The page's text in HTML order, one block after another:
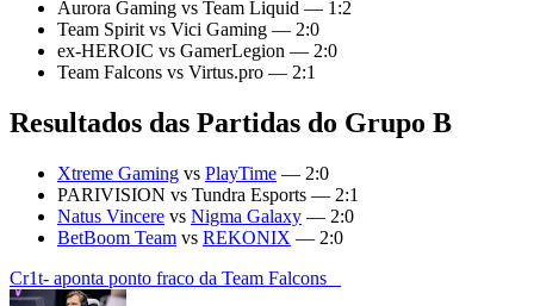
Aurora Gaming vs Team Liquid — 1:2
Team Spirit vs Vici Gaming — 2:0
ex-HEROIC vs GamerLegion — 2:0
Team Falcons vs Virtus.pro — 2:1
Resultados das Partidas do Grupo B
Xtreme Gaming vs PlayTime — 2:0
PARIVISION vs Tundra Esports — 2:1
Natus Vincere vs Nigma Galaxy — 2:0
BetBoom Team vs REKONIX — 2:0
Cr1t- aponta ponto fraco da Team Falcons